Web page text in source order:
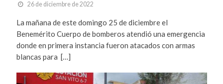
26 de diciembre de 2022
La mañana de este domingo 25 de diciembre el
Benemérito Cuerpo de bomberos atendió una emergencia
donde en primera instancia fueron atacados con armas
blancas para […]